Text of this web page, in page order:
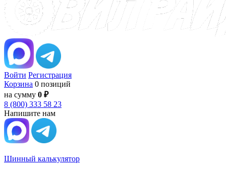
Войти Регистрация
Корзина 0 позиций
на сумму 0 ₽
8 (800) 333 58 23
Напишите нам
Шинный калькулятор